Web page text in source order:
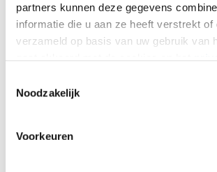
partners kunnen deze gegevens
informatie die u aan ze heeft verstrekt of
verzameld op basis van uw gebruik van
Noodzakelijk
Voorkeuren